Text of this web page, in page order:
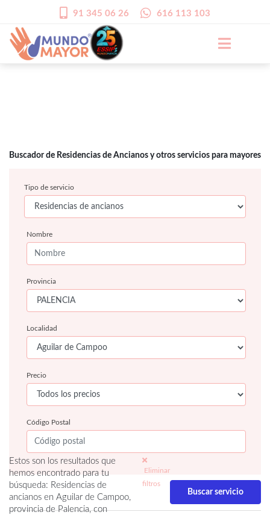
91 345 06 26 616 113 103
Buscador de Residencias de Ancianos y otros servicios para mayores
Tipo de servicio
Nombre
Provincia
Localidad
Precio
Código Postal
Estos son los resultados que
hemos encontrado para tu
búsqueda: Residencias de
ancianos en Aguilar de Campoo,
provincia de Palencia, con
Eliminar
filtros